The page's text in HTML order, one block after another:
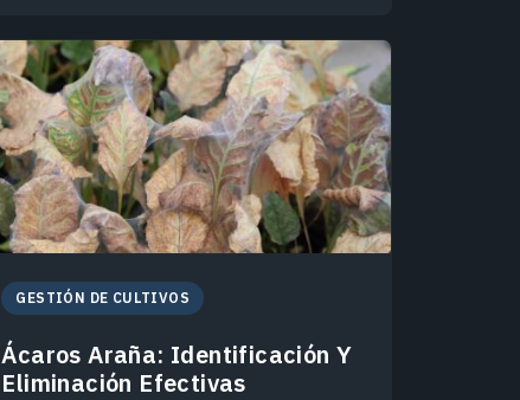
GESTIÓN DE CULTIVOS
Ácaros Araña: Identificación Y
Eliminación Efectivas